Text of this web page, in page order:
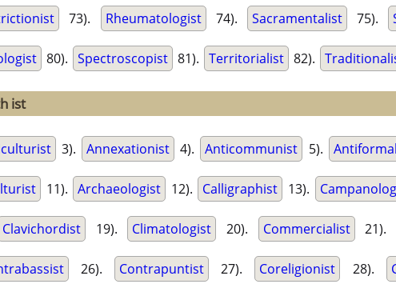
73). Rheumatologist 74). Sacramentalist 75).
80). Spectroscopist 81). Territorialist 82).
ist
3). Annexationist 4). Anticommunist 5).
11). Archaeologist 12). Calligraphist 13).
Clavichordist 19). Climatologist 20). Commercialist 21).
26). Contrapuntist 27). Coreligionist 28).